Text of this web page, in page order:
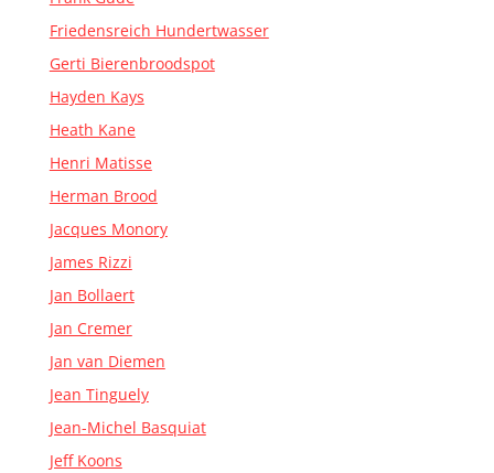
Friedensreich Hundertwasser
Gerti Bierenbroodspot
Hayden Kays
Heath Kane
Henri Matisse
Herman Brood
Jacques Monory
James Rizzi
Jan Bollaert
Jan Cremer
Jan van Diemen
Jean Tinguely
Jean-Michel Basquiat
Jeff Koons